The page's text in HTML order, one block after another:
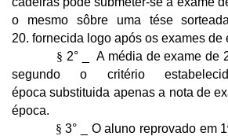
o mesmo sôbre uma tése
20. fornecida logo após os exames de
§ 2° _ A média de exame de
segundo o critério
época substituida apenas a nota de
época.
§ 3° _ O aluno reprovado em